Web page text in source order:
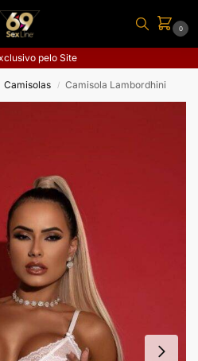
0
pelo Site
Camisolas / Camisola Lambordhini